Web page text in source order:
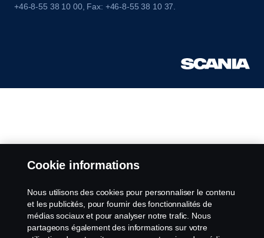
+46-8-55 38 10 00, Fax: +46-8-55 38 10 37.
Cookie informations
Nous utilisons des cookies pour personnaliser le contenu
et les publicités, pour fournir des fonctionnalités de
médias sociaux et pour analyser notre trafic. Nous
partageons également des informations sur votre